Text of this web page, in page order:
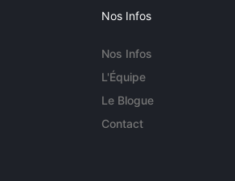
Nos Infos
Nos Infos
L'Équipe
Le Blogue
Contact